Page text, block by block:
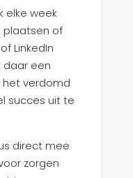
elke week
plaatsen of
LinkedIn
daar een
het verdomd
succes uit te
direct mee
zorgen